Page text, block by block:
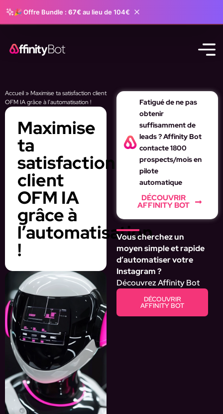
🎉 Offre Bundle : 67€ au lieu de 104€
Accueil» Maximise ta satisfaction client
OFM IA grâce à l’automatisation !
Maximise
ta
satisfaction
client
OFM IA
grâce à
l’automatisation
!
Fatigué de ne pas
obtenir
suffisamment de
leads ? Affinity Bot
contacte 1800
prospects/mois en
pilote
automatique
DÉCOUVRIR
AFFINITY BOT
Vous cherchez un
moyen simple et rapide
d’automatiser votre
Instagram ?
Découvrez Affinity Bot
DÉCOUVRIR
AFFINITY BOT